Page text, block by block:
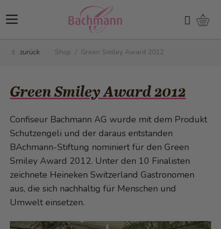
Suchen
zurück Shop / Green Smiley Award 2012
Green Smiley Award 2012
Confiseur Bachmann AG wurde mit dem Produkt
Schutzengeli und der daraus entstanden
BAchmann-Stiftung nominiert für den Green
Smiley Award 2012. Unter den 10 Finalisten
zeichnete Heineken Switzerland Gastronomen
aus, die sich nachhaltig für Menschen und
Umwelt einsetzen.